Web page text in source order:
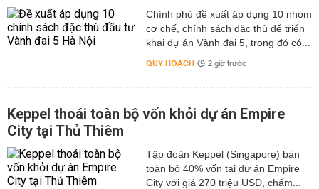
Chính phủ đề xuất áp dụng 10 nhóm
cơ chế, chính sách đặc thù để triển
khai dự án Vành đai 5, trong đó có...
QUY HOẠCH 2 giờ trước
Keppel thoái toàn bộ vốn khỏi dự án Empire
City tại Thủ Thiêm
Tập đoàn Keppel (Singapore) bán
toàn bộ 40% vốn tại dự án Empire
City với giá 270 triệu USD, chấm...